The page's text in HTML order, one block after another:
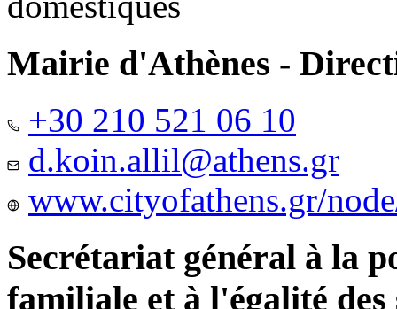
Mairie d'Athènes -
+30 210 521 06 10
d.koin.allil@athens.gr
www.cityofathens.gr/
Secrétariat général à la
familiale et à l'égalité des